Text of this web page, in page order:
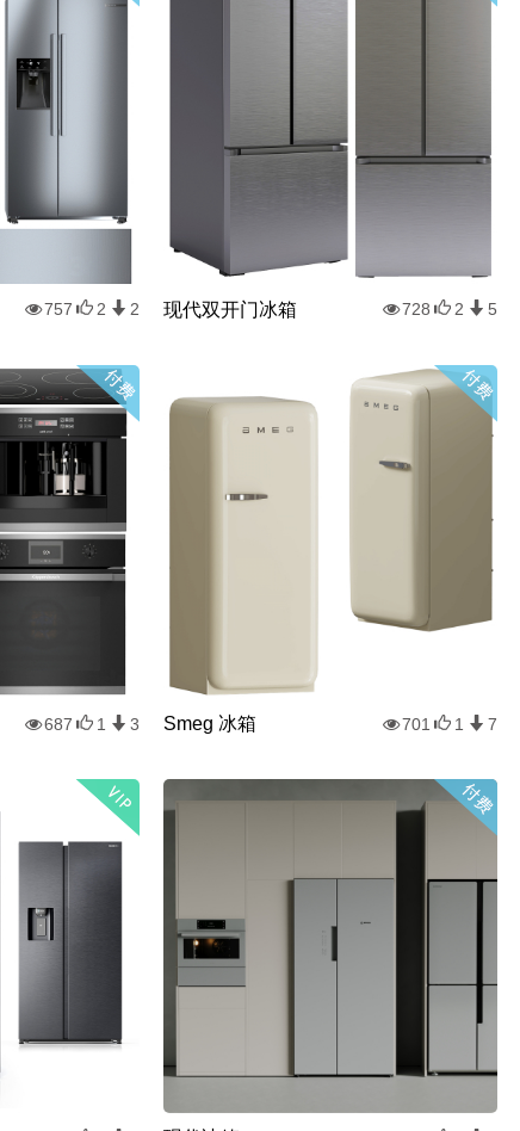
757 2 2 现代双开门冰箱 728 2 5
687 1 3 Smeg 冰箱 701 1 7